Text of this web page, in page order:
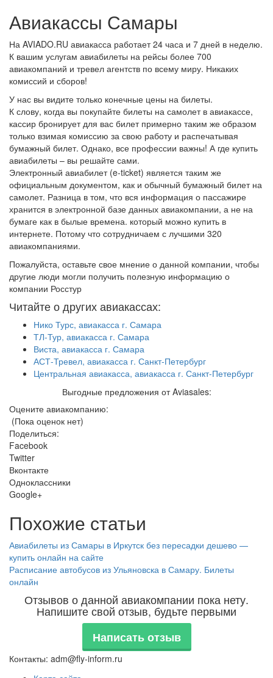
Авиакассы Самары
На AVIADO.RU авиакасса работает 24 часа и 7 дней в неделю.
К вашим услугам авиабилеты на рейсы более 700
авиакомпаний и тревел агентств по всему миру. Никаких
комиссий и сборов!
У нас вы видите только конечные цены на билеты.
К слову, когда вы покупайте билеты на самолет в авиакассе,
кассир бронирует для вас билет примерно таким же образом
только взимая комиссию за свою работу и распечатывая
бумажный билет. Однако, все профессии важны! А где купить
авиабилеты – вы решайте сами.
Электронный авиабилет (e-ticket) является таким же
официальным документом, как и обычный бумажный билет на
самолет. Разница в том, что вся информация о пассажире
хранится в электронной базе данных авиакомпании, а не на
бумаге как в былые времена. который можно купить в
интернете. Потому что сотрудничаем с лучшими 320
авиакомпаниями.
Пожалуйста, оставьте свое мнение о данной компании, чтобы
другие люди могли получить полезную информацию о
компании Росстур
Читайте о других авиакассах:
Нико Турс, авиакасса г. Самара
ТЛ-Тур, авиакасса г. Самара
Виста, авиакасса г. Самара
АСТ-Тревел, авиакасса г. Санкт-Петербург
Центральная авиакасса, авиакасса г. Санкт-Петербург
Выгодные предложения от Aviasales:
Оцените авиакомпанию:
(Пока оценок нет)
Поделиться:
Facebook
Twitter
Вконтакте
Одноклассники
Google+
Похожие статьи
Авиабилеты из Самары в Иркутск без пересадки дешево —
купить онлайн на сайте
Расписание автобусов из Ульяновска в Самару. Билеты
онлайн
Отзывов о данной авиакомпании пока нету.
Напишите свой отзыв, будьте первыми
Написать отзыв
Контакты: adm@fly-inform.ru